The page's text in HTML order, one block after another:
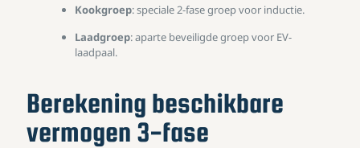
Kookgroep: speciale 2-fase groep voor inductie.
Laadgroep: aparte beveiligde groep voor EV-
laadpaal.
Berekening beschikbare
vermogen 3-fase